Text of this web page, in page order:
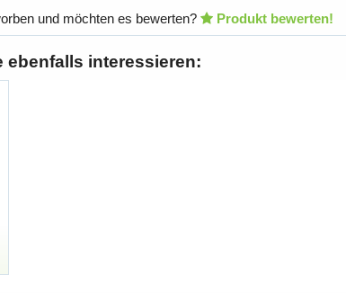
und möchten es bewerten? Produkt bewerten!
ebenfalls interessieren: